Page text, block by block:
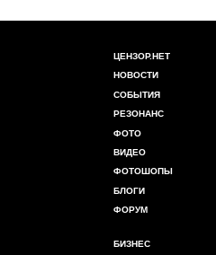
ЦЕНЗОР.НЕТ
НОВОСТИ
СОБЫТИЯ
РЕЗОНАНС
ФОТО
ВИДЕО
ФОТОШОПЫ
БЛОГИ
ФОРУМ
БИЗНЕС